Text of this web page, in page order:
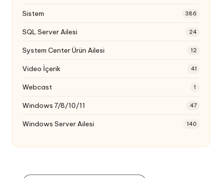
Sistem 386
SQL Server Ailesi 24
System Center Ürün Ailesi 12
Video İçerik 41
Webcast 1
Windows 7/8/10/11 47
Windows Server Ailesi 140